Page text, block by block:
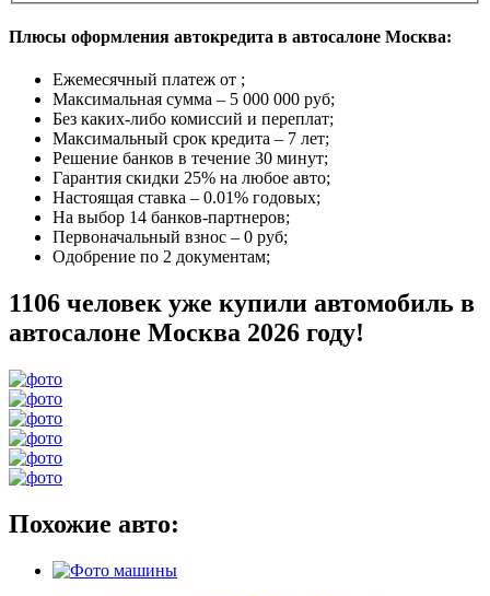
Плюсы оформления автокредита в автосалоне Москва:
Ежемесячный платеж от ;
Максимальная сумма – 5 000 000 руб;
Без каких-либо комиссий и переплат;
Максимальный срок кредита – 7 лет;
Решение банков в течение 30 минут;
Гарантия скидки 25% на любое авто;
Настоящая ставка – 0.01% годовых;
На выбор 14 банков-партнеров;
Первоначальный взнос – 0 руб;
Одобрение по 2 документам;
1106 человек уже купили автомобиль в
автосалоне Москва 2026 году!
Похожие авто: